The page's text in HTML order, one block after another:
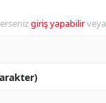
giriş yapabilirveya